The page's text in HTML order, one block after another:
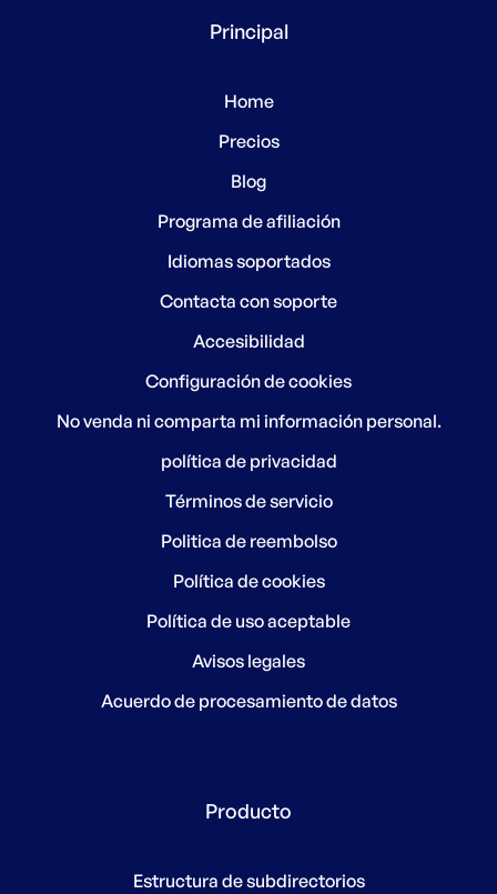
Principal
Home
Precios
Blog
Programa de afiliación
Idiomas soportados
Contacta con soporte
Accesibilidad
Configuración de cookies
No venda ni comparta mi información personal.
política de privacidad
Términos de servicio
Politica de reembolso
Política de cookies
Política de uso aceptable
Avisos legales
Acuerdo de procesamiento de datos
Producto
Estructura de subdirectorios